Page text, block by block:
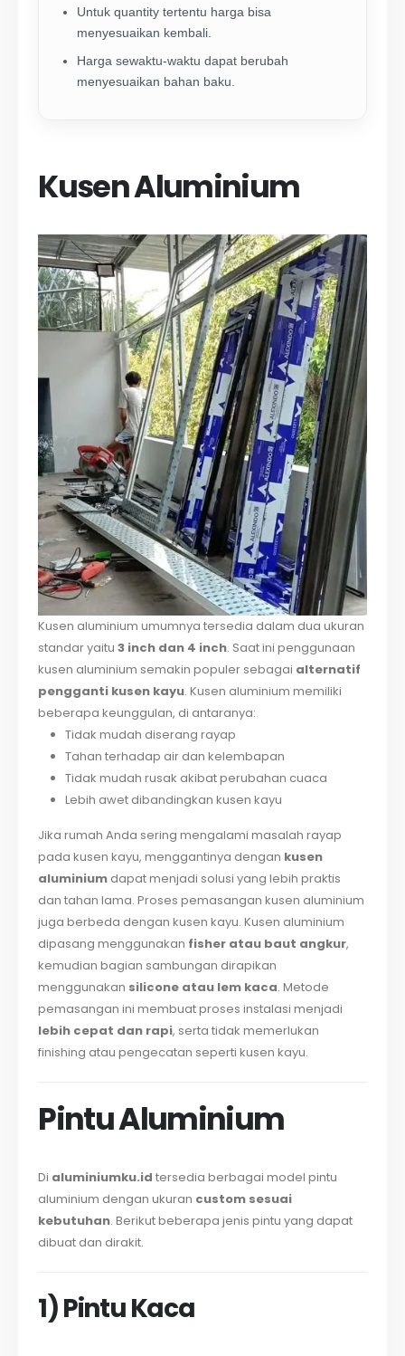
Untuk quantity tertentu harga bisa
menyesuaikan kembali.
Harga sewaktu-waktu dapat berubah
menyesuaikan bahan baku.
Kusen Aluminium
Kusen aluminium umumnya tersedia dalam dua ukuran
standar yaitu3 inch dan 4 inch. Saat ini penggunaan
kusen aluminium semakin populer sebagai alternatif
pengganti kusen kayu. Kusen aluminium memiliki
beberapa keunggulan, di antaranya:
Tidak mudah diserang rayap
Tahan terhadap air dan kelembapan
Tidak mudah rusak akibat perubahan cuaca
Lebih awet dibandingkan kusen kayu
Jika rumah Anda sering mengalami masalah rayap
pada kusen kayu, menggantinya dengan kusen
aluminium dapat menjadi solusi yang lebih praktis
dan tahan lama. Proses pemasangan kusen aluminium
juga berbeda dengan kusen kayu. Kusen aluminium
dipasang menggunakan fisher atau baut angkur,
kemudian bagian sambungan dirapikan
menggunakan silicone atau lem kaca. Metode
pemasangan ini membuat proses instalasi menjadi
lebih cepat dan rapi, serta tidak memerlukan
finishing atau pengecatan seperti kusen kayu.
Pintu Aluminium
Di aluminiumku.id tersedia berbagai model pintu
aluminium dengan ukuran custom sesuai
kebutuhan. Berikut beberapa jenis pintu yang dapat
dibuat dan dirakit.
1) Pintu Kaca